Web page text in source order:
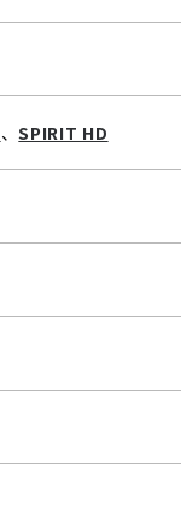
、SPIRIT HD